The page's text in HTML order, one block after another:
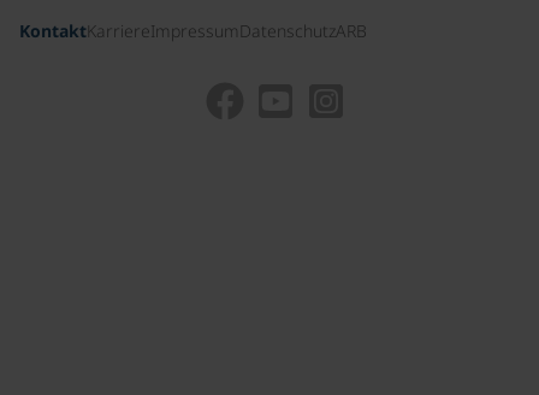
KontaktKarriereImpressum DatenschutzARB